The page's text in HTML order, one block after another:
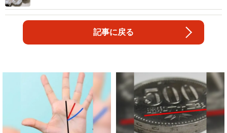
記事に戻る